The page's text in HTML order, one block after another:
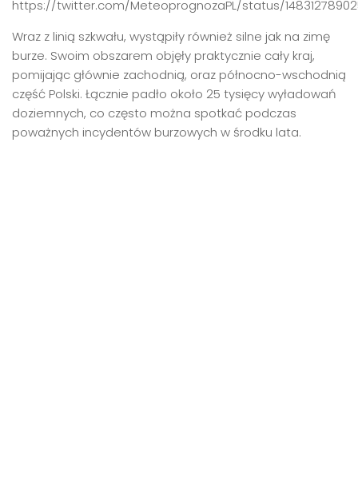
https://twitter.com/MeteoprognozaPL/status/
Wraz z linią szkwału, wystąpiły również silne jak na zimę
burze. Swoim obszarem objęły praktycznie cały kraj,
pomijając głównie zachodnią, oraz północno-wschodnią
część Polski. Łącznie padło około 25 tysięcy wyładowań
doziemnych, co często można spotkać podczas
poważnych incydentów burzowych w środku lata.